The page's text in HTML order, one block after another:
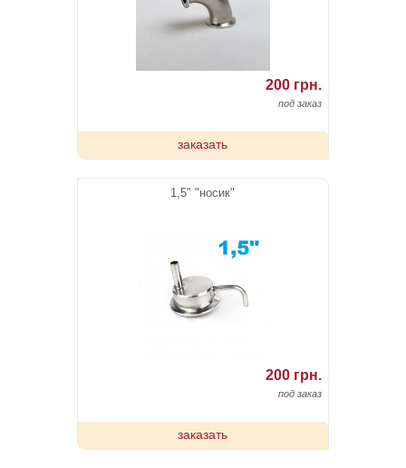
200 грн.
под заказ
заказать
1,5" "носик"
200 грн.
под заказ
заказать